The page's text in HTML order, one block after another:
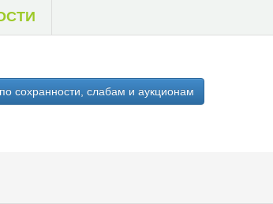
сохранности, слабам и аукционам